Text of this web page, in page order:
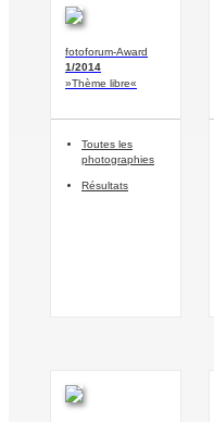
fotoforum-Award
1/2014
»Thème libre«
Toutes les
photographies
Résultats